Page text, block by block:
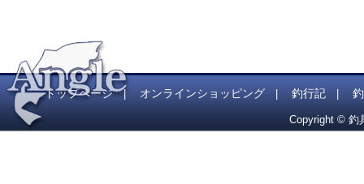
トップページ| オンラインショッピング| 釣行記
Copyright © 釣